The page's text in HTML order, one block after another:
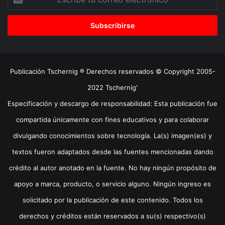
correo
Publicación Tschernig ® Derechos reservados © Copyright 2005-
2022 Tschernig'
Especificación y descargo de responsabilidad: Esta publicación fue
compartida únicamente con fines educativos y para colaborar
divulgando conocimientos sobre tecnología. La(s) imagen(es) y
textos fueron adaptados desde las fuentes mencionadas dando
crédito al autor anotado en la fuente. No hay ningún propósito de
apoyo a marca, producto, o servicio alguno. Ningún ingreso es
solicitado por la publicación de este contenido. Todos los
derechos y créditos están reservados a su(s) respectivo(s)